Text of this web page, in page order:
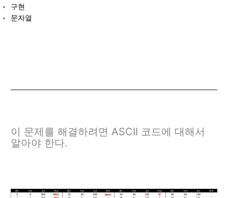
구현
문자열
이 문제를 해결하려면 ASCII 코드에 대해서
알아야 한다.